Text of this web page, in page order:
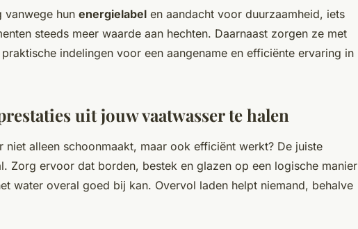
vanwege hun energielabel en aandacht voor duurzaamheid, iets
steeds meer waarde aan hechten. Daarnaast zorgen ze met
indelingen voor een aangename en efficiënte ervaring in
uit jouw vaatwasser te halen
niet alleen schoonmaakt, maar ook efficiënt werkt? De juiste
Zorg ervoor dat borden, bestek en glazen op een logische manier
water overal goed bij kan. Overvol laden helpt niemand, behalve